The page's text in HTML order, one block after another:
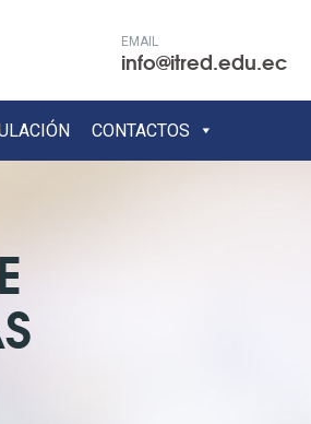
EMAIL
info@itred.edu.ec
CONTACTOS